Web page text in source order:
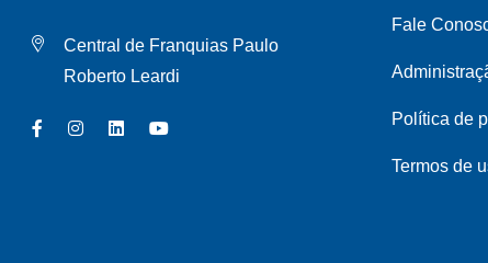
Central de Franquias Paulo
Roberto Leardi
Fale
Política de
Termos de